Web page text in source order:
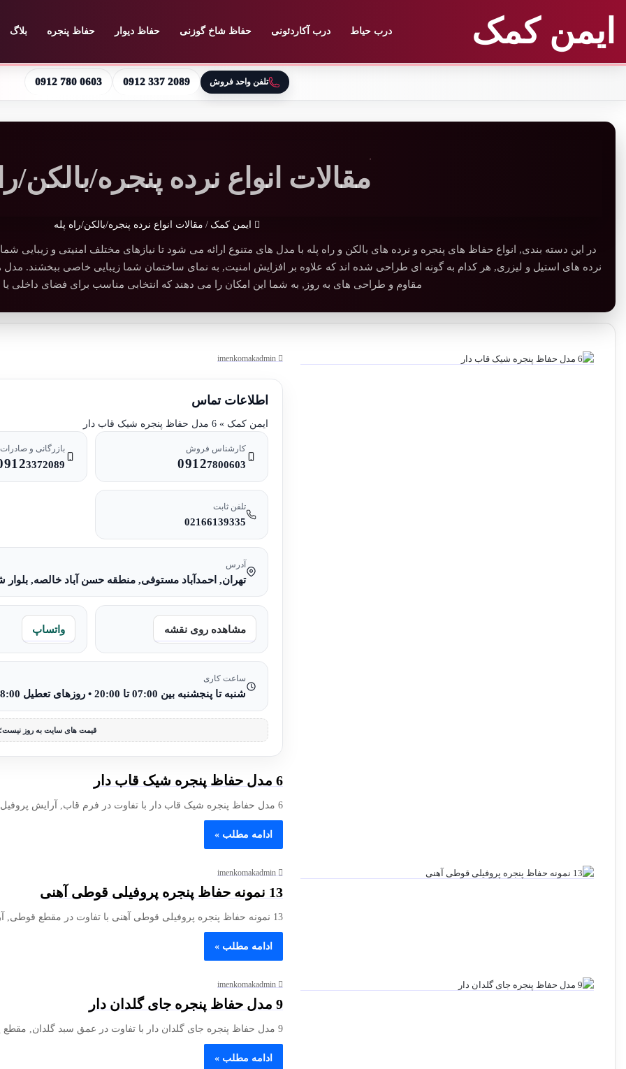
ایمن کمک درب حیاط درب آکاردئونی حفاظ شاخ گوزنی حفاظ دیوار حفاظ پنجره بلاگ
تلفن واحد فروش 0912 780 0603 0912 337 2089
مقالات انواع نرده پنجره/بالکن/
ایمن کمک / مقالات انواع نرده پنجره/بالکن/راه پله
در این دسته بندی, انواع حفاظ های پنجره و نرده های بالکن و راه پله با مدل های متنوع ارائه می شود تا نیازهای مختلف امنیتی و زیبایی
نرده های استیل و لیزری, هر کدام به گونه ای طراحی شده اند که علاوه بر افزایش امنیت, به نمای ساختمان شما زیبایی خاصی ببخشند.
مقاوم و طراحی های به روز, به شما این امکان را می دهند که انتخابی مناسب برای فضای داخلی
imenkomakadmin
اطلاعات تماس
ایمن کمک » 6 مدل حفاظ پنجره شیک قاب دار
کارشناس فروش
09127800603
بازرگانی و صادرات
3372089
تلفن ثابت
02166139335
آدرس
تهران, احمدآباد مستوفی, منطقه حسن آباد خالصه, بلوار
مشاهده روی نقشه واتساپ
ساعت کاری
شنبه تا پنجشنبه بین 07:00 تا 20:00 • روزهای تعطیل 08:00 تا 15:00
قیمت های سایت به روز
6 مدل حفاظ پنجره شیک قاب دار
6 مدل حفاظ پنجره شیک قاب دار با تفاوت در فرم قاب, آرایش پروفیل و نوع کلاف می توانند ظاهر…
ادامه مطلب »
imenkomakadmin
13 نمونه حفاظ پنجره پروفیلی قوطی آهنی
13 نمونه حفاظ پنجره پروفیلی قوطی آهنی با تفاوت در مقطع قوطی, آرایش کلاف ها و طول آزاد اعضا می…
ادامه مطلب »
imenkomakadmin
9 مدل حفاظ پنجره جای گلدان دار
9 مدل حفاظ پنجره جای گلدان دار با تفاوت در عمق سبد گلدان, مقطع پروفیل و روش مهار می توانند…
ادامه مطلب »